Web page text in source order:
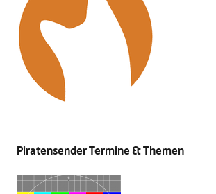
Piratensender Termine & Themen